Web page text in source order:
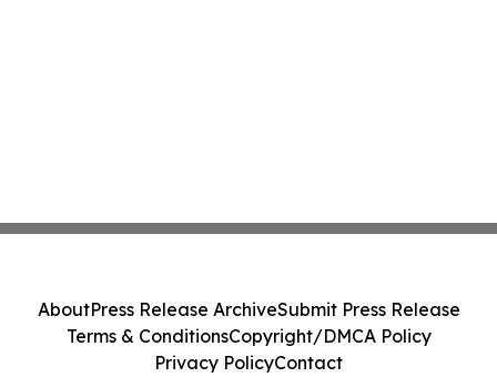
AboutPress Release ArchiveSubmit Press Release
Terms & ConditionsCopyright/DMCA Policy
Privacy PolicyContact